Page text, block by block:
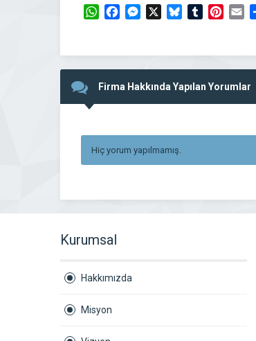
WhatsAppFacebookMessengerBlueskyTumblr
Firma Hakkında Yapılan Yorumlar
Hiç yorum yapılmamış.
Kurumsal
Hakkımızda
Misyon